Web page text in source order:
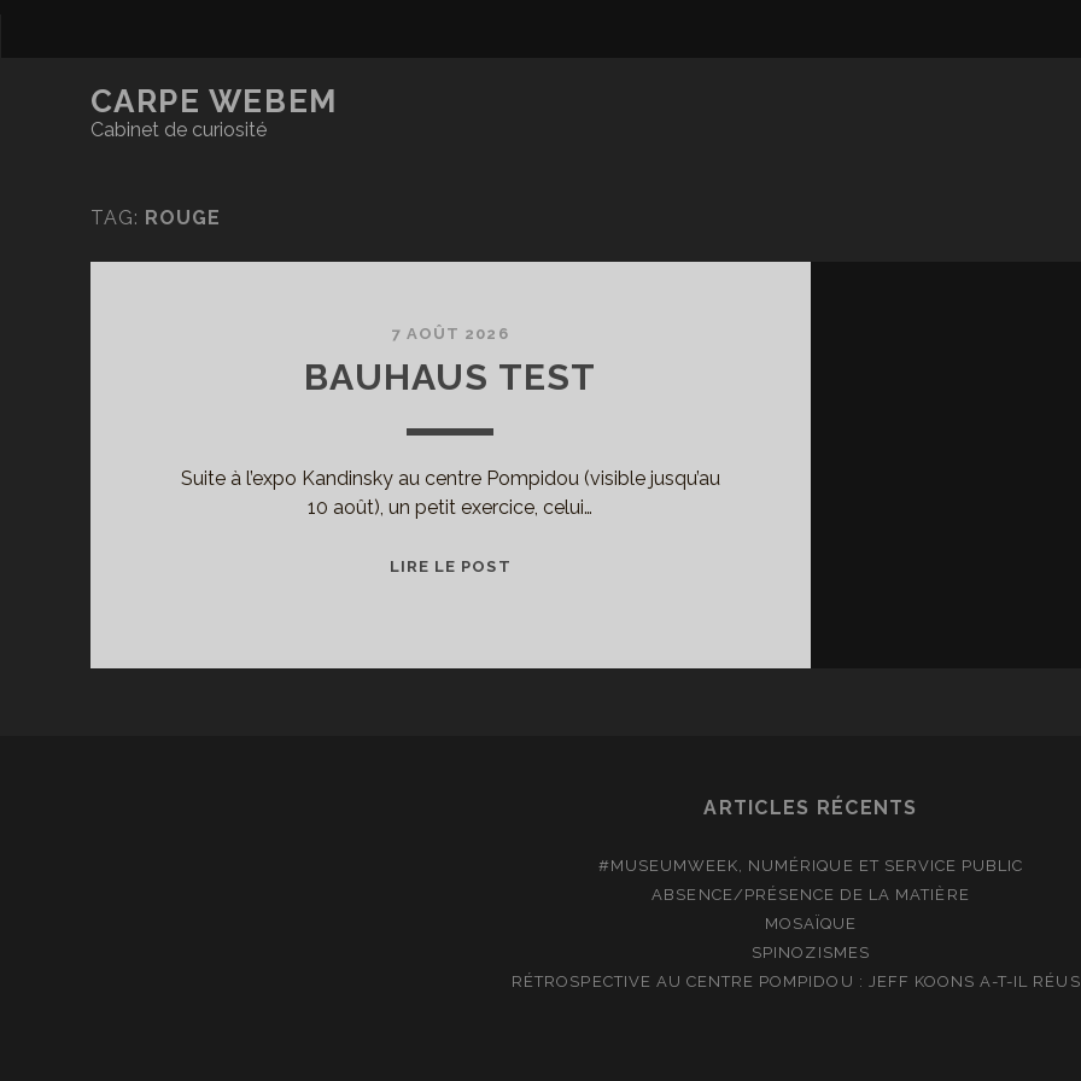
CARPE WEBEM
Cabinet de curiosité
TAG: ROUGE
7 AOÛT 2026
BAUHAUS TEST
Suite à l’expo Kandinsky au centre Pompidou (visible jusqu’au
10 août), un petit exercice, celui…
LIRE LE POST
ARTICLES RÉCENTS
#MUSEUMWEEK, NUMÉRIQUE ET SERVICE PUBLIC
ABSENCE/PRÉSENCE DE LA MATIÈRE
MOSAÏQUE
SPINOZISMES
RÉTROSPECTIVE AU CENTRE POMPIDOU : JEFF KOONS A-T-IL